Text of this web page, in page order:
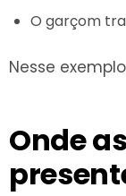
O garçom
Nesse
Onde